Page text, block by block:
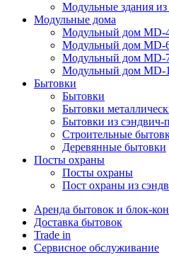
Модульные здания
Модульные дома
Модульный дом MD-
Модульный дом MD-
Модульный дом MD-
Модульный дом MD-
Бытовки
Бытовки
Бытовки
Бытовки из сэндвич-
Строительные
Деревянные бытовки
Посты охраны
Посты охраны
Пост охраны из
Аренда бытовок и блок-
Доставка бытовок
Trade in
Сервисное обслуживание